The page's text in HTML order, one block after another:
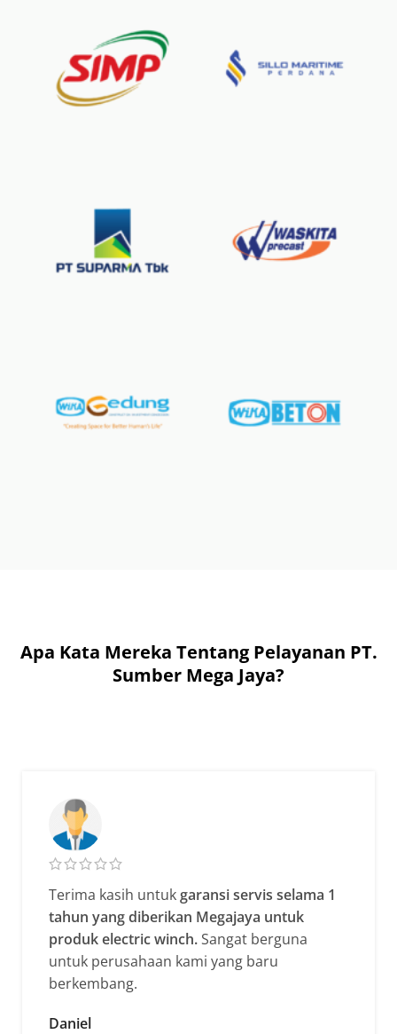
Apa Kata Mereka Tentang Pelayanan PT.
Sumber Mega Jaya?
Terima kasih untukgaransi servis selama 1
tahun yang diberikan Megajaya untuk
produk electric winch.Sangat berguna
untuk perusahaan kami yang baru
berkembang.
Daniel